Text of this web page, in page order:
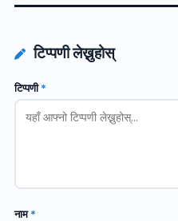
टिप्पणी लेख्नुहोस्
टिप्पणी*
नाम*